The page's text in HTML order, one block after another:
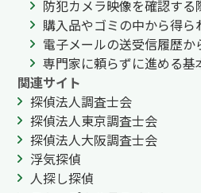
防犯カメラ映像を確認する
購入品やゴミの中から得
電子メールの送受信履歴か
専門家に頼らずに進める
関連サイト
探偵法人調査士会
探偵法人東京調査士会
探偵法人大阪調査士会
浮気探偵
人探し探偵